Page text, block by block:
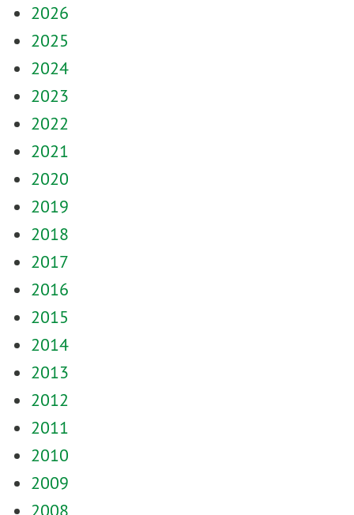
2026
2025
2024
2023
2022
2021
2020
2019
2018
2017
2016
2015
2014
2013
2012
2011
2010
2009
2008